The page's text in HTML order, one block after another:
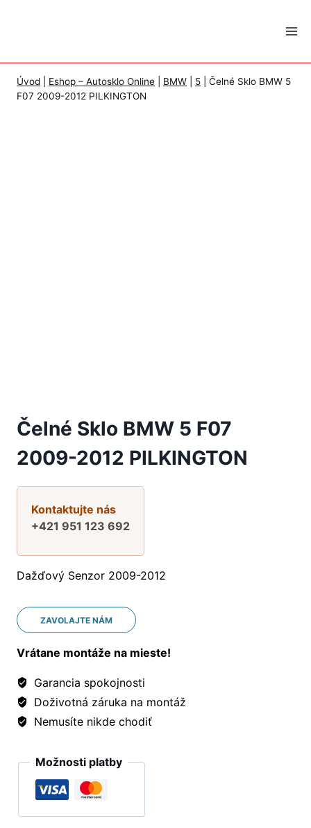
Úvod Eshop – Autosklo Online BMW 5
Čelné Sklo BMW 5
F07 2009-2012 PILKINGTON
Čelné Sklo BMW 5 F07
2009-2012 PILKINGTON
Kontaktujte nás
+421 951 123 692
Dažďový Senzor 2009-2012
ZAVOLAJTE NÁM
Vrátane montáže na mieste!
Garancia spokojnosti
Doživotná záruka na montáž
Nemusíte nikde chodiť
Možnosti platby